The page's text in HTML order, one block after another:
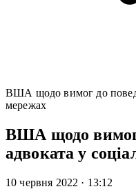
ВША щодо вимог до
мережах
ВША щодо вимог
адвоката у
10 червня 2022 · 13:12